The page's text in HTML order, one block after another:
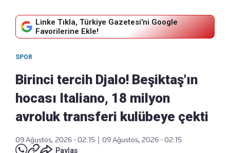
Linke Tıkla, Türkiye Gazetesi'ni Google
Favorilerine Ekle!
SPOR
Birinci tercih Djalo! Beşiktaş'ın
hocası Italiano, 18 milyon
avroluk transferi kulübeye çekti
09 Ağustos, 2026 - 02:15 | 09 Ağustos, 2026 - 02:15
Paylaş